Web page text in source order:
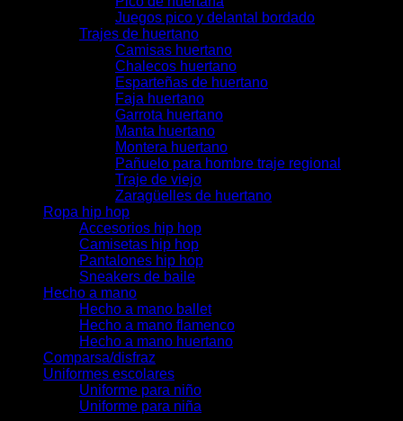
Juegos pico y delantal bordado
Trajes de huertano
Camisas huertano
Chalecos huertano
Esparteñas de huertano
Faja huertano
Garrota huertano
Manta huertano
Montera huertano
Pañuelo para hombre traje regional
Traje de viejo
Zaragüelles de huertano
Ropa hip hop
Accesorios hip hop
Camisetas hip hop
Pantalones hip hop
Sneakers de baile
Hecho a mano
Hecho a mano ballet
Hecho a mano flamenco
Hecho a mano huertano
Comparsa/disfraz
Uniformes escolares
Uniforme para niño
Uniforme para niña